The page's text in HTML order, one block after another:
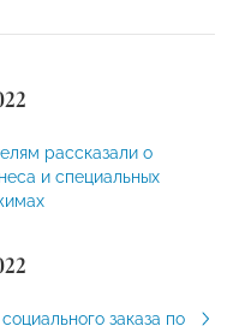
рассказали о
и специальных
заказа по